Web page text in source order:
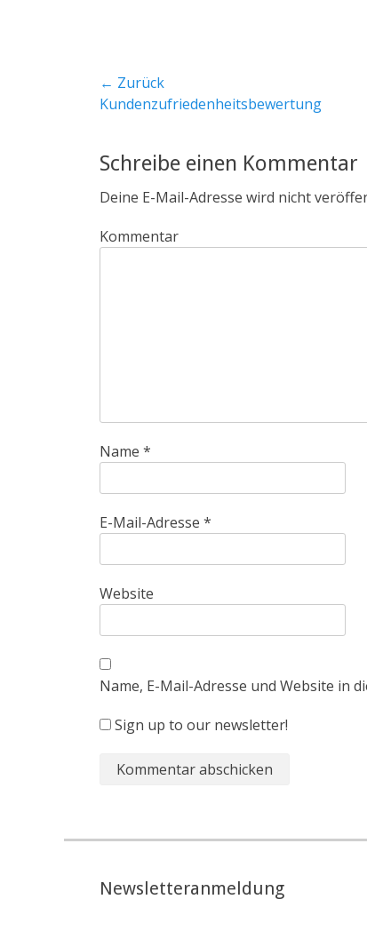
Beitragsnavigation
← Zurück
Vorheriger
Kundenzufriedenheitsbewertung
Schreibe einen Kommentar
Deine E-Mail-Adresse wird nicht
Kommentar
Name *
E-Mail-Adresse *
Website
Name, E-Mail-Adresse und Website in
Sign up to our newsletter!
Newsletteranmeldung